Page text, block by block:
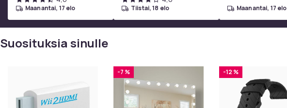
maanantai, 17 elo tiistai, 18 elo maanantai, 17 elo
Suosituksia sinulle
-7 % -12 %